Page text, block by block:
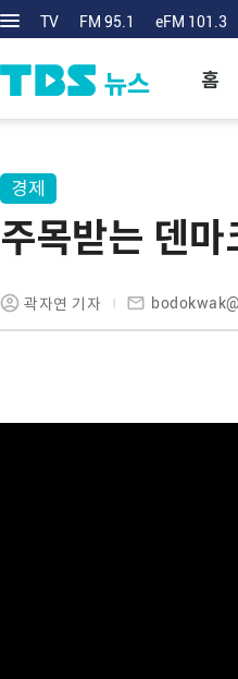
TV FM 95.1 eFM 101.3
홈
경제
주목받는 덴
곽자연 기자